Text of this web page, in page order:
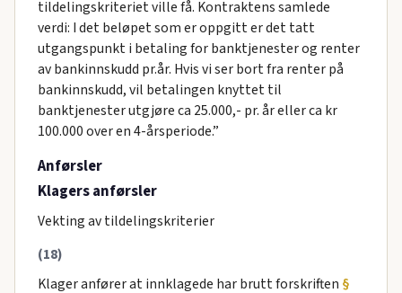
tildelingskriteriet ville få. Kontraktens samlede
verdi: I det beløpet som er oppgitt er det tatt
utgangspunkt i betaling for banktjenester og renter
av bankinnskudd pr.år. Hvis vi ser bort fra renter på
bankinnskudd, vil betalingen knyttet til
banktjenester utgjøre ca 25.000,- pr. år eller ca kr
100.000 over en 4-årsperiode.”
Anførsler
Klagers anførsler
Vekting av tildelingskriterier
(18)
Klager anfører at innklagede har brutt forskriften §